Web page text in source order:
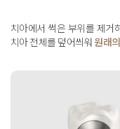
치아에서 썩은 부위를 제거
치아 전체를 덮어씌워원래